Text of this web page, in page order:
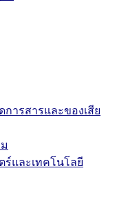
ารสารและของเสีย
ร์และเทคโนโลยี